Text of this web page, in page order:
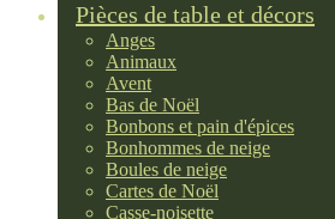
Pièces de table et décors
Anges
Animaux
Avent
Bas de Noël
Bonbons et pain d'épices
Bonhommes de neige
Boules de neige
Cartes de Noël
Casse-noisette